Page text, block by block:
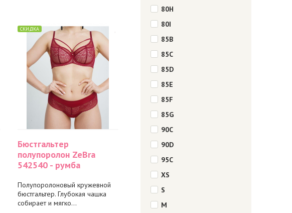
СКИДКА
Бюстгальтер
полупоролон ZeBra
542540 - румба
Полупоролоновый кружевной
бюстгальтер. Глубокая чашка
собирает и мягко...
80H
80I
85B
85C
85D
85E
85F
85G
90C
90D
95C
XS
S
M